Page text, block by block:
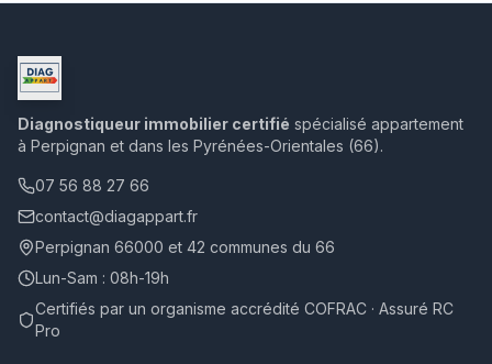
Diagnostiqueur immobilier certifié spécialisé appartement
à Perpignan et dans les Pyrénées-Orientales (66).
07 56 88 27 66
contact@diagappart.fr
Perpignan 66000 et 42 communes du 66
Lun-Sam : 08h-19h
Certifiés par un organisme accrédité COFRAC · Assuré RC
Pro